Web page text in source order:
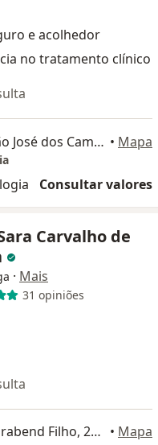
e acolhedor
no tratamento clínico
Avenida Rui Barbosa, São José dos Campos • Mapa
Consultar valores
Carvalho de
· Mais
31 opiniões
Rua Doutor Orlando Feirabend Filho, 230- sala 802, torre C, São José dos Campos • Mapa